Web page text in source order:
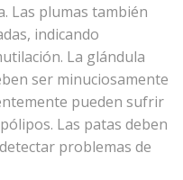
Las plumas también
indicando
La glándula
ser minuciosamente
pueden sufrir
Las patas deben
problemas de